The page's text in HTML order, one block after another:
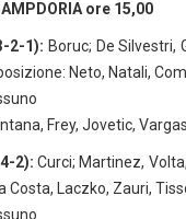
ore 15,00
2-1): Boruc; De Silvestri,
Neto, Natali,
Frey, Jovetic,
2): Curci; Martinez,
Costa, Laczko, Zauri,